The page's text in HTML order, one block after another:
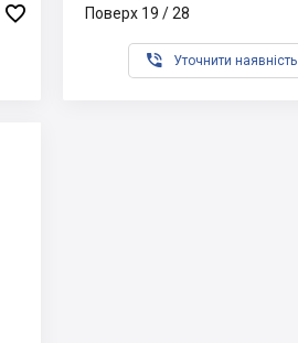
 Поверх 19 / 28
 Уточнити наявність